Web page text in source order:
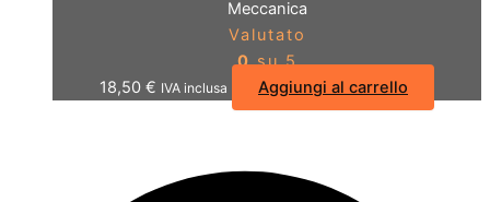
Meccanica
Valutato
0su 5
18,50 € IVA inclusa Aggiungi al carrello